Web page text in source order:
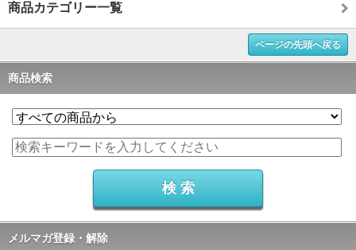
商品カテゴリー一覧
ページの先頭へ戻る
商品検索
メルマガ登録・解除